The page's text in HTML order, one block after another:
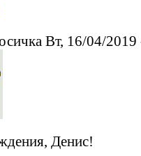
Вт, 16/04/2019
Денис!